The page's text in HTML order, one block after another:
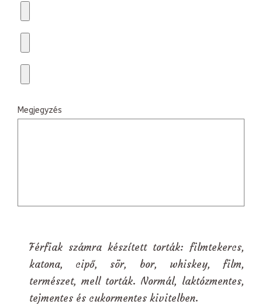
Megjegyzés
Férfiak számra készített torták: filmtekercs,
katona, cipő, sör, bor, whiskey, film,
természet, mell torták. Normál, laktózmentes,
tejmentes és cukormentes kivitelben.